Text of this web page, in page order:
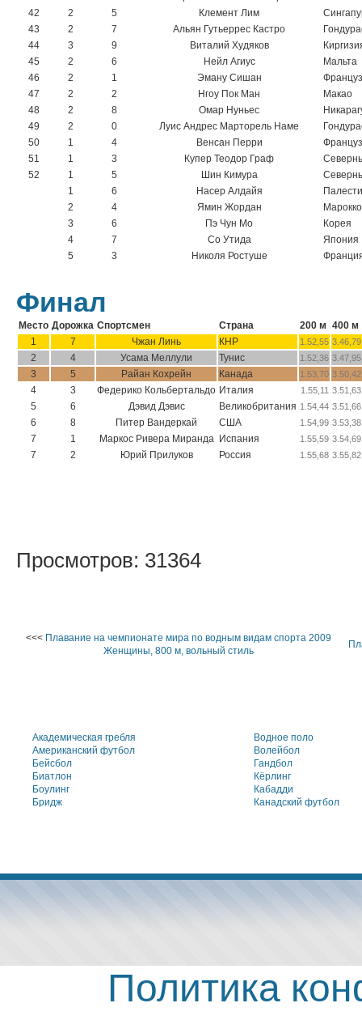
42
2 5 Клемент Лим
43
2 7 Альян Гутьеррес Кастро
44
3 9 Виталий Худяков
45
2 6 Нейл Агиус
Мальта
46
2 1 Эману Сишан
47
2 2 Нгоу Пок Ман
Макао
48
2 8 Омар Нуньес
49
2 0 Луис Андрес Марторель Наме
50
1 4 Венсан Перри
51
1 3 Купер Теодор Граф
52
1 5 Шин Кимура
1
6 Насер Алдайя
2
4 Ямин Жордан
Марокко
3
6 Пэ Чун Мо
Корея
4
7 Со Утида
Япония
5
3 Николя Ростуше
Финал
Место Дорожка Спортсмен Страна 200 м 400 м
1
7 Чжан Линь КНР 1.52,55 3.46,79
2 4 Усама Меллули Тунис 1.52,36 3.47,95
3 5 Райан Кохрейн Канада 1.53,70 3.50,42
4 3 Федерико Кольбертальдо Италия 1.55,11 3.51,63
5 6 Дэвид Дэвис Великобритания 1.54,44 3.51,66
6 8 Питер Вандеркай США 1.54,99 3.53,38
7 1 Маркос Ривера Миранда Испания 1.55,59 3.54,69
7 2 Юрий Прилуков Россия 1.55,68 3.55,82
Просмотров: 31364
<<< Плавание на чемпионате мира по водным видам спорта 2009
Женщины, 800 м, вольный стиль
Академическая гребля
Американский футбол
Бейсбол
Биатлон
Боулинг
Бридж
Водное поло
Волейбол
Гандбол
Кёрлинг
Кабадди
Канадский футбол
Политика